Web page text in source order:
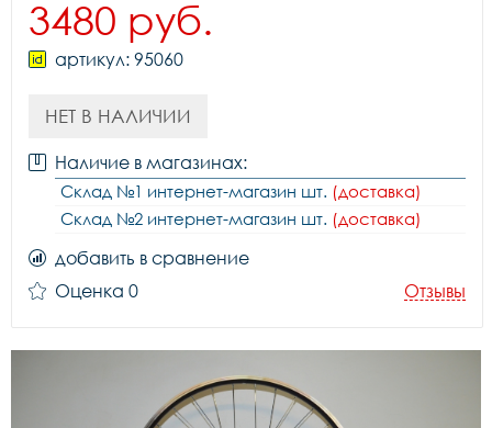
3480 руб.
артикул: 95060
НЕТ В НАЛИЧИИ
Наличие в магазинах:
Склад №1 интернет-магазин шт. (доставка)
Склад №2 интернет-магазин шт. (доставка)
добавить в сравнение
Оценка 0
Отзывы